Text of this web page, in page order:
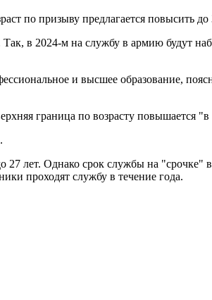
по призыву предлагается повысить до
в 2024-м на службу в армию будут
и высшее образование,
граница по возрасту повышается "в
лет. Однако срок службы на "срочке" в
проходят службу в течение года.